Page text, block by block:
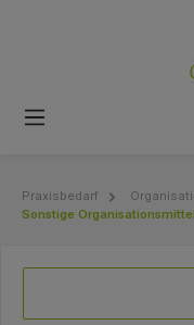
Praxisbedarf
Sonstige Organisationsmittel